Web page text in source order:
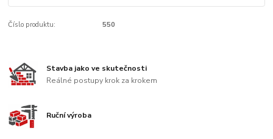
Číslo produktu: 550
Stavba jako ve skutečnosti
Reálné postupy krok za krokem
Ruční výroba